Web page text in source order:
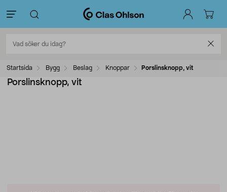
Startsida Bygg Beslag Knoppar Porslinsknopp, vit
Porslinsknopp, vit